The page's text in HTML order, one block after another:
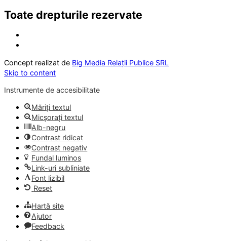
Toate drepturile rezervate
Concept realizat de Big Media Relații Publice SRL
Skip to content
Instrumente de accesibilitate
Măriți textul
Micșorați textul
Alb-negru
Contrast ridicat
Contrast negativ
Fundal luminos
Link-uri subliniate
Font lizibil
Reset
Hartă site
Ajutor
Feedback